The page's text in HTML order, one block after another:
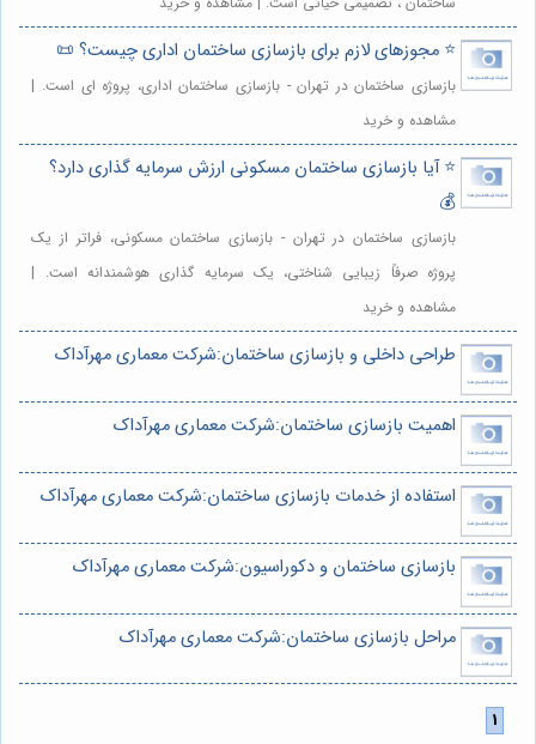
⭐️ مجوزهای لازم برای بازسازی ساختمان اداری چیست؟ 📜
بازسازی ساختمان در تهران - بازسازی ساختمان اداری، پروژه ای است. |
مشاهده و خرید
⭐️ آیا بازسازی ساختمان مسکونی ارزش سرمایه گذاری دارد؟
💰
بازسازی ساختمان در تهران - بازسازی ساختمان مسکونی، فراتر از یک
پروژه صرفاً زیبایی شناختی، یک سرمایه گذاری هوشمندانه است. |
مشاهده و خرید
طراحی داخلی و بازسازی ساختمان:شرکت معماری مهرآداک
اهمیت بازسازی ساختمان:شرکت معماری مهرآداک
استفاده از خدمات بازسازی ساختمان:شرکت معماری مهرآداک
بازسازی ساختمان و دکوراسیون:شرکت معماری مهرآداک
مراحل بازسازی ساختمان:شرکت معماری مهرآداک